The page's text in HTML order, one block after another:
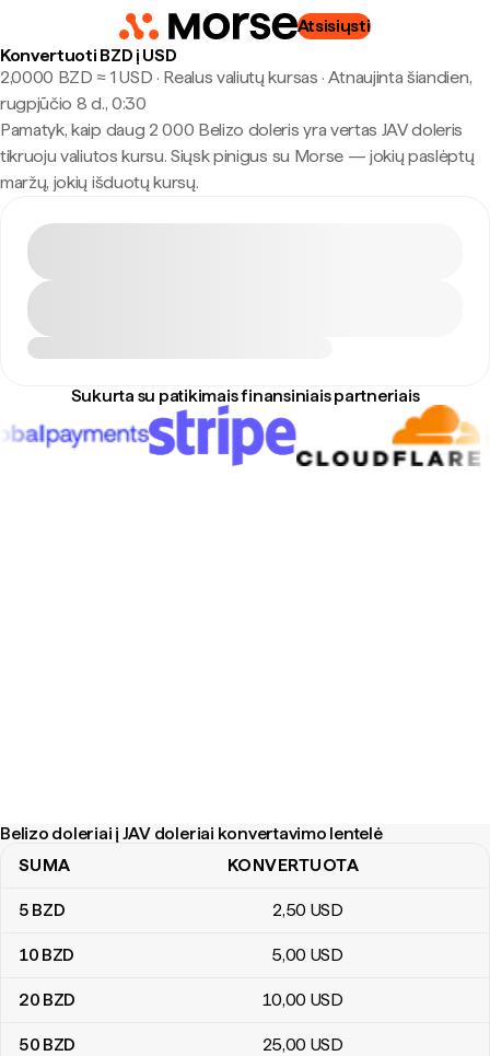
Atsisiųsti
Konvertuoti BZD į USD
2,0000 BZD ≈ 1 USD · Realus valiutų kursas · Atnaujinta šiandien,
rugpjūčio 8 d., 0:30
Pamatyk, kaip daug 2 000 Belizo doleris yra vertas JAV doleris
tikruoju valiutos kursu. Siųsk pinigus su Morse — jokių paslėptų
maržų, jokių išduotų kursų.
Sukurta su patikimais finansiniais partneriais
Belizo doleriai į JAV doleriai konvertavimo lentelė
Belizo doleriai į JAV doleriai konvertavimo lentelė
SUMA KONVERTUOTA
5 BZD 2,50 USD
10 BZD 5,00 USD
20 BZD 10,00 USD
50 BZD 25,00 USD